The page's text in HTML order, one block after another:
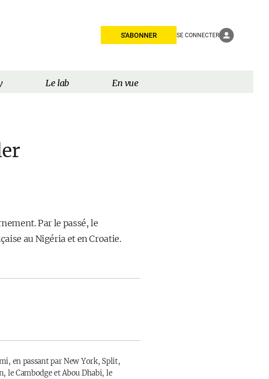
S'ABONNER SE CONNECTER
Le lab En vue
Par le passé, le
au Nigéria et en Croatie.
en passant par New York, Split,
le Cambodge et Abou Dhabi, le